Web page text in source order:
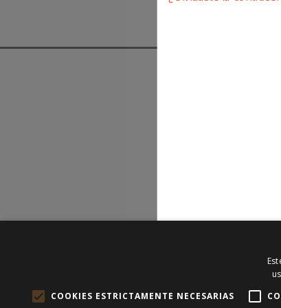
Copyright © 2023 Subastatuseguro.com.
COOKIES ESTRICTAMENTE NECESARIAS